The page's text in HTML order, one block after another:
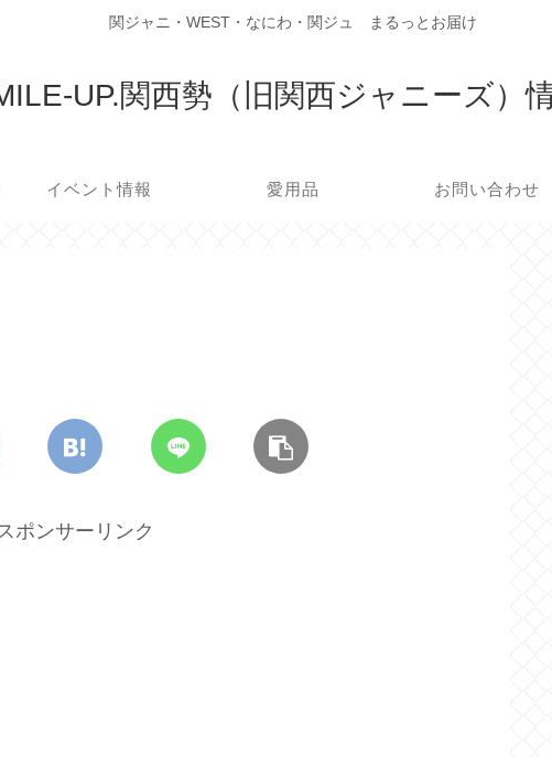
関ジャニ・WEST・なにわ・関ジュ まるっとお届け
UP.関西勢（旧関西ジャニーズ）
イベント情報 愛用品 お問い合わせ
スポンサーリンク